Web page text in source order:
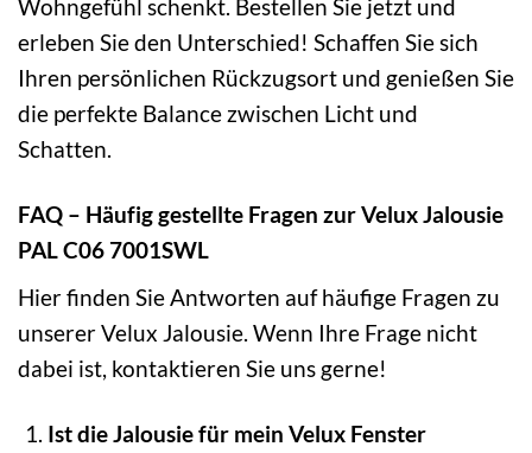
Wohngefühl schenkt. Bestellen Sie jetzt und
erleben Sie den Unterschied! Schaffen Sie sich
Ihren persönlichen Rückzugsort und genießen Sie
die perfekte Balance zwischen Licht und
Schatten.
FAQ – Häufig gestellte Fragen zur Velux Jalousie
PAL C06 7001SWL
Hier finden Sie Antworten auf häufige Fragen zu
unserer Velux Jalousie. Wenn Ihre Frage nicht
dabei ist, kontaktieren Sie uns gerne!
Ist die Jalousie für mein Velux Fenster